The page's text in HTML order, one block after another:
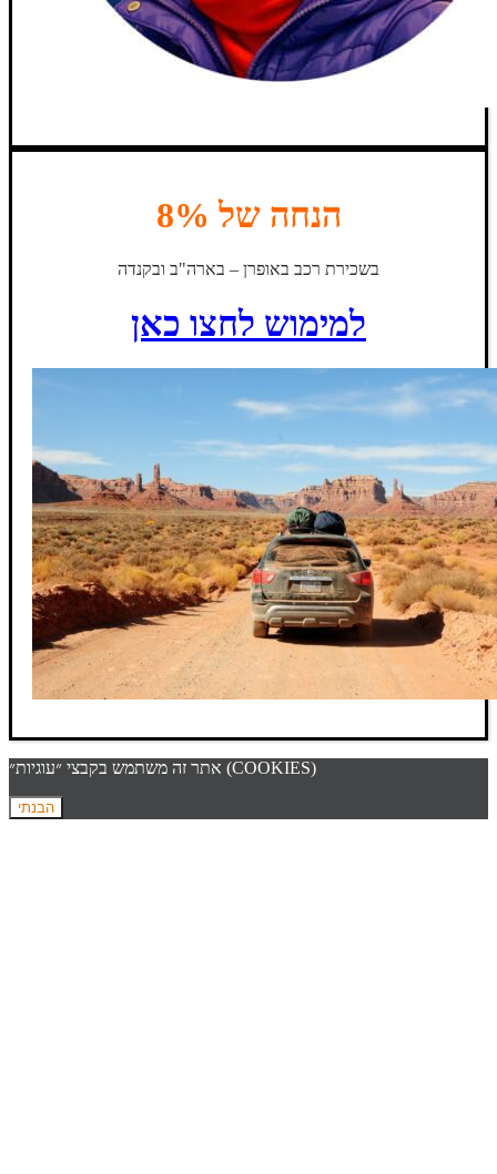
הנחה של 8%
בשכירת רכב באופרן – בארה"ב ובקנדה
למימוש לחצו כאן
אתר זה משתמש בקבצי ״עוגיות״ (COOKIES)
הבנתי